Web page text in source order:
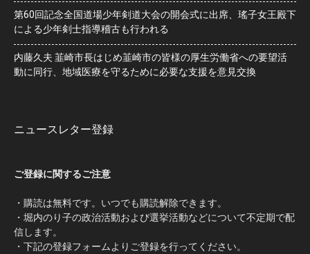
第60回記念全国道場少年剣道大会の開会式に出席、瑤子女王殿下
による少年剣士指導稽古も行われる
内藤久夫 韮崎市長はじめ韮崎市の皆様の厚生労働省への要望活
動に同行、地域医療を守るために必要な支援を意見交換
ニュースレター登録
ご登録に関するご注意
・購読は無料です。いつでも購読解除できます。
・堀内のり子の政治活動および選挙活動などについて不定期で配
信します。
・下記の登録フォームよりご登録を行ってください。